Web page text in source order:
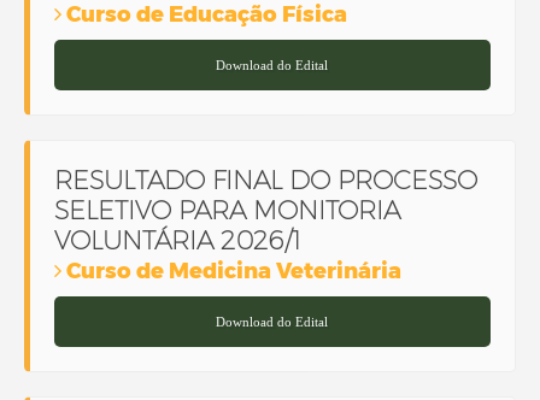
Curso de Educação Física
Download do Edital
RESULTADO FINAL DO PROCESSO
SELETIVO PARA MONITORIA
VOLUNTÁRIA 2026/1
Curso de Medicina Veterinária
Download do Edital